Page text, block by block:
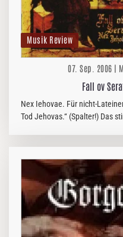
Musik Review
07. Sep. 2006 |
Fall ov
Nex Iehovae. Für nicht-
Tod Jehovas.“ (Spalter!) Das